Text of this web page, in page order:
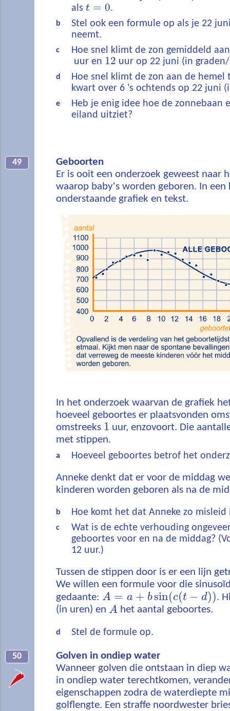
als t = 0.
b
Stel ook een formule op als je 22
neemt.
c
Hoe snel klimt de zon gemiddeld
uur en 12 uur op 22 juni (in
d
Hoe snel klimt de zon aan de hemel
kwart over 6 's ochtends op 22 juni
e
Heb je enig idee hoe de
eiland uitziet?
49
Geboorten
Er is ooit een onderzoek geweest naar
waarop baby's worden geboren. In
onderstaande grafiek en tekst.
In het onderzoek waarvan de grafiek
hoeveel geboortes er plaatsvonden
omstreeks 1 uur, enzovoort. Die
met stippen.
a Hoeveel geboortes betrof het
Anneke denkt dat er voor de middag
kinderen worden geboren als na de
b Hoe komt het dat Anneke zo misleid
c
Wat is de echte verhouding
geboortes voor en na de middag?
12 uur.)
Tussen de stippen door is er een lijn
We willen een formule voor die
gedaante: A = a + bsin(c(t − d)).
(in uren) en A het aantal geboortes.
d Stel de formule op.
50
Golven in ondiep water
Wanneer golven die ontstaan in diep
in ondiep water terechtkomen,
eigenschappen zodra de waterdiepte
golflengte. Een straffe noordwester